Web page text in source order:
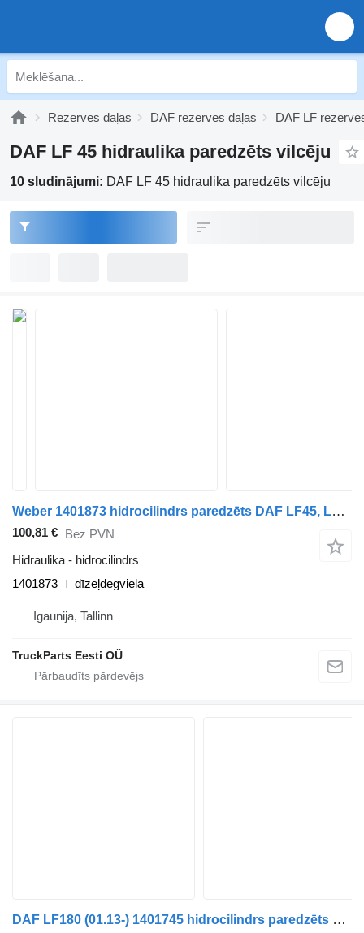
Rezerves daļas DAF rezerves daļas DAF LF
DAF LF 45 hidraulika paredzēts vilcēju
10 sludinājumi: DAF LF 45 hidraulika paredzēts vilcēju
Weber 1401873 hidrocilindrs paredzēts DAF LF45, LF55, LF180, CF65, CF75, CF85 (2001-) vilcēja
100,81 € Bez PVN
Hidraulika - hidrocilindrs
1401873
dīzeļdegviela
Igaunija, Tallinn
TruckParts Eesti OÜ
DAF LF180 (01.13-) 1401745 hidrocilindrs paredzēts DAF LF45, LF55, LF180, CF65, CF75, CF85 (2001-) vilcēja